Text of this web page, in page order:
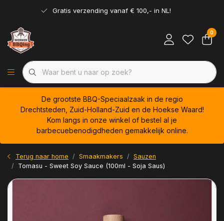
Gratis verzending vanaf € 100,- in NL!
0
De grootste BBQ-Speciaalzaak in de regio
Drechtsteden, Zuid-Holland-Zuid en de Hoekse Waard!
Kom langs in onze winkel of bestel al je
barbecuebenodigdheden gemakkelijk online.
Terug naar home Smaakmakers
Sauzen
Tomasu - Sweet Soy Sauce (100ml - Soja Saus)